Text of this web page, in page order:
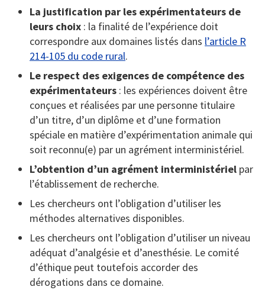
La justification par les expérimentateurs de
leurs choix : la finalité de l’expérience doit
correspondre aux domaines listés dans l’article R
214-105 du code rural.
Le respect des exigences de compétence des
expérimentateurs : les expériences doivent être
conçues et réalisées par une personne titulaire
d’un titre, d’un diplôme et d’une formation
spéciale en matière d’expérimentation animale qui
soit reconnu(e) par un agrément interministériel.
L’obtention d’un agrément interministériel par
l’établissement de recherche.
Les chercheurs ont l’obligation d’utiliser les
méthodes alternatives disponibles.
Les chercheurs ont l’obligation d’utiliser un niveau
adéquat d’analgésie et d’anesthésie. Le comité
d’éthique peut toutefois accorder des
dérogations dans ce domaine.